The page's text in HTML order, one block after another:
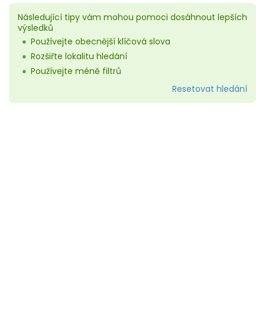
Následující tipy vám mohou pomoci dosáhnout lepších
výsledků
Používejte obecnější klíčová slova
Rozšiřte lokalitu hledání
Používejte méně filtrů
Resetovat hledání